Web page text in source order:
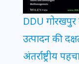
DDU गोरखपुर
उत्पादन की
अंतर्राष्ट्रीय